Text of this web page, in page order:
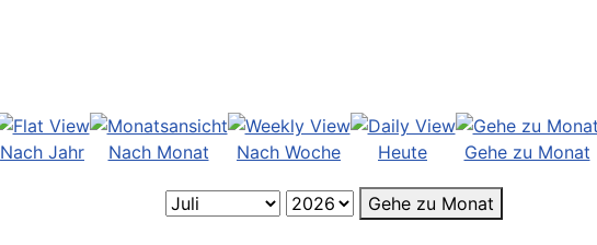
Nach Jahr Nach Monat Nach Woche Heute Gehe zu Monat
Gehe zu Monat